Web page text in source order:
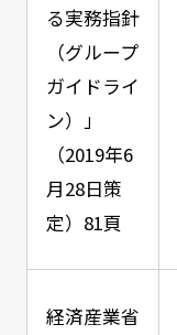
る実務指針
（グループ
ガイドライ
ン）」
（2019年6
月28日策
定）81頁
経済産業省